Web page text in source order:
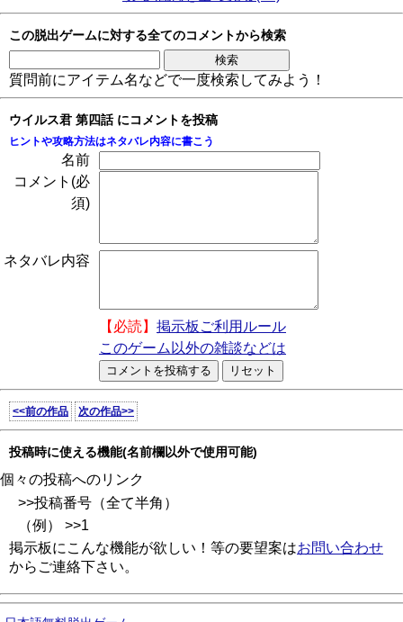
この脱出ゲームに対する全てのコメントから検索
質問前にアイテム名などで一度検索してみよう！
ウイルス君 第四話 にコメントを投稿
ヒントや攻略方法はネタバレ内容に書こう
名前
コメント(必
須)
ネタバレ内容
【必読】 掲示板ご利用ルール
このゲーム以外の雑談などは
<<前の作品 次の作品>>
投稿時に使える機能(名前欄以外で使用可能)
個々の投稿へのリンク
>>投稿番号（全て半角）
（例） >>1
掲示板にこんな機能が欲しい！等の要望案はお問い合わせ
からご連絡下さい。